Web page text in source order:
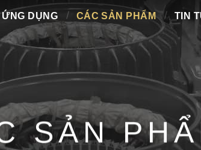
DỤNG CÁC SẢN PHẨM TIN
SẢN